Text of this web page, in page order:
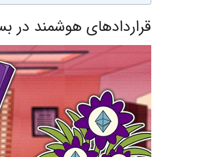
قراردادهای هوشمند در